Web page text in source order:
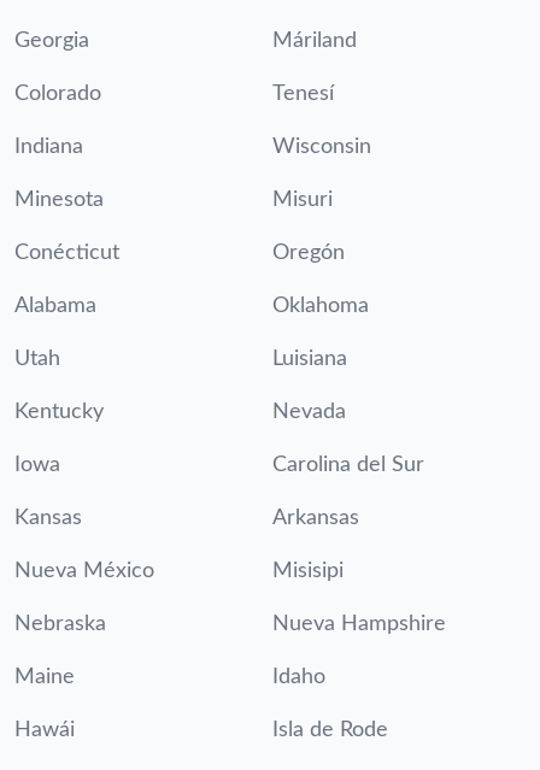
Georgia Máriland
Colorado Tenesí
Indiana Wisconsin
Minesota Misuri
Conécticut Oregón
Alabama Oklahoma
Utah Luisiana
Kentucky Nevada
Iowa Carolina del Sur
Kansas Arkansas
Nueva México Misisipi
Nebraska Nueva Hampshire
Maine Idaho
Hawái Isla de Rode